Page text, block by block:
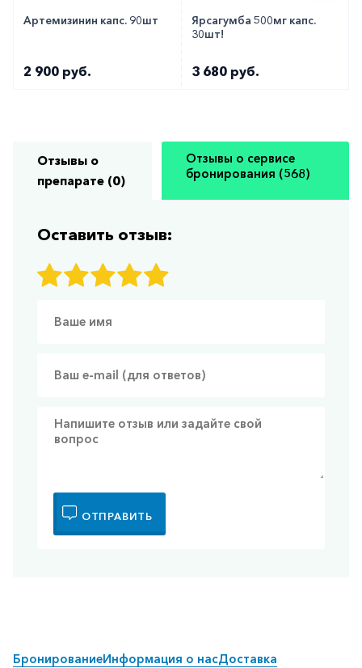
Артемизинин капс. 90шт
2 900 руб.
Ярсагумба 500мг капс.
30шт!
3 680 руб.
Отзывы о
препарате (0)
Отзывы о сервисе
бронирования (568)
Оставить отзыв:
ОТПРАВИТЬ
БронированиеИнформация о насДоставка